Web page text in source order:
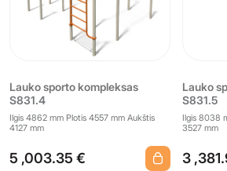
Lauko sporto kompleksas
S831.4
Ilgis 4862 mm Plotis 4557 mm Aukštis
4127 mm
5 ,003.35 €
Lauko
S831.5
Ilgis 8038
3527 mm
3